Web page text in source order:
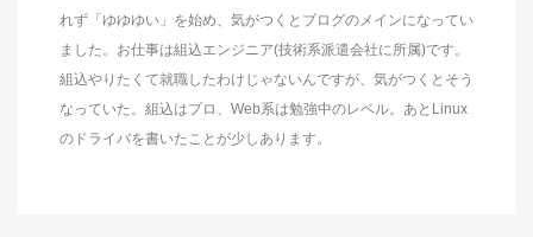
れず「ゆゆゆい」を始め、気がつくとブログのメインになってい
ました。お仕事は組込エンジニア(技術系派遣会社に所属)です。
組込やりたくて就職したわけじゃないんですが、気がつくとそう
なっていた。組込はプロ、Web系は勉強中のレベル。あとLinux
のドライバを書いたことが少しあります。